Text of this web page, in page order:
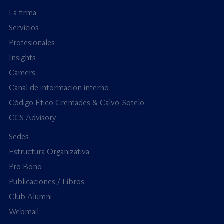
La firma
Servicios
Profesionales
Insights
Careers
Canal de información interno
Código Ético Cremades & Calvo-Sotelo
CCS Advisory
Sedes
Estructura Organizativa
Pro Bono
Publicaciones / Libros
Club Alumni
Webmail